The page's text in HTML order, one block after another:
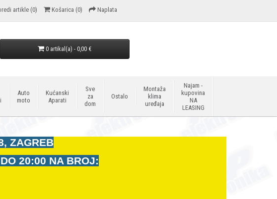
artikle (0) Košarica (0) Naplata
0 artikal(a) - 0,00 €
Auto
moto
Kućanski
Aparati
Sve
za
dom
Ostalo
Montaža
klima
uređaja
Najam -
kupovina
NA
LEASING
ZAGREB
20:00 NA BROJ: